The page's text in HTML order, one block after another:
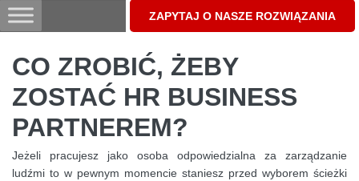
ZAPYTAJ O NASZE ROZWIĄZANIA
CO ZROBIĆ, ŻEBY
ZOSTAĆ HR BUSINESS
PARTNEREM?
Jeżeli pracujesz jako osoba odpowiedzialna za zarządzanie
ludźmi to w pewnym momencie staniesz przed wyborem ścieżki